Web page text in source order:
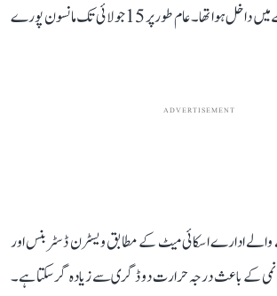
کیرالہ اور شمال مشرقی خطے میں داخل ہوا تھا۔ عام طور پر 15 جولائی تک مانسون پورے
ADVERTISEMENT
ادارے اسکائی میٹ کے مطابق ویسٹرن ڈسٹربنس اور
کے باعث درجہ حرارت دو ڈگری سے زیادہ گر سکتا ہے۔